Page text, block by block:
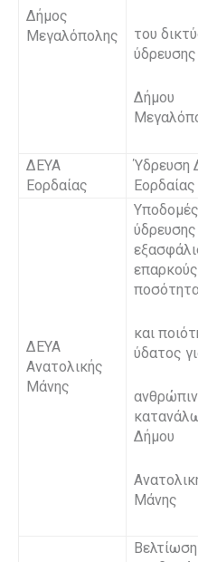
Δήμος
Μεγαλόπολης
του
Δήμου
ΔΕΥΑ
Εορδαίας
Ύδρευση
Εορδαίας
ΔΕΥΑ
Ανατολικής
Μάνης
Υποδομές
ύδρευσης
επαρκούς
και
ύδατος
Δήμου
Μάνης